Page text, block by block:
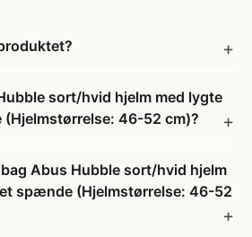
sort/hvid hjelm med lygte
46-52 cm)?
Abus Hubble sort/hvid hjelm
spænde (Hjelmstørrelse: 46-52